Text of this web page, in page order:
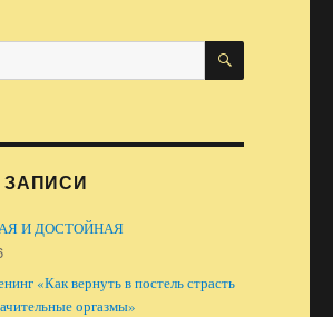
ПОИСК
И ДОСТОЙНАЯ
«Как вернуть в постель страсть
оргазмы»